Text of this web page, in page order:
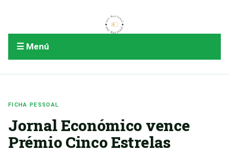
☰ Menú
FICHA PESSOAL
Jornal Económico vence
Prémio Cinco Estrelas